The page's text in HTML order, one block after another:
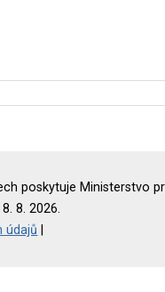
poskytuje Ministerstvo
8. 2026.
údajů